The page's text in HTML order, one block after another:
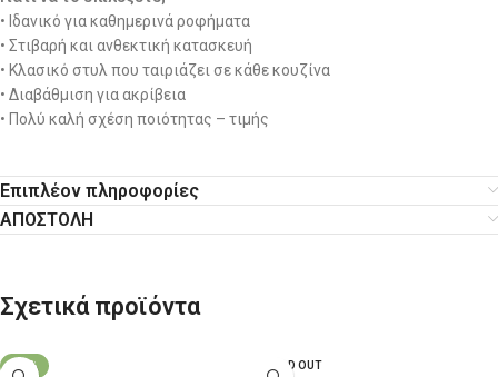
• Ιδανικό για καθημερινά ροφήματα
• Στιβαρή και ανθεκτική κατασκευή
• Κλασικό στυλ που ταιριάζει σε κάθε κουζίνα
• Διαβάθμιση για ακρίβεια
• Πολύ καλή σχέση ποιότητας – τιμής
Επιπλέον πληροφορίες
ΑΠΟΣΤΟΛΗ
Σχετικά προϊόντα
-11%
SOLD OUT